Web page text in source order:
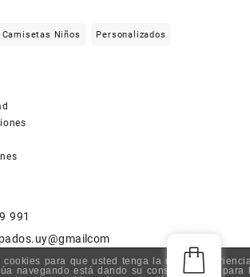
Camisetas Niños Personalizados
991
cookies para que usted tenga la mejor
navegando está dando su consentimiento para